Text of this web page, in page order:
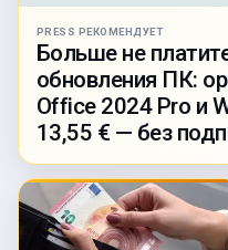
PRESS РЕКОМЕНДУЕТ
Больше не
обновления ПК:
Office 2024 Pro и
13,55 € — без